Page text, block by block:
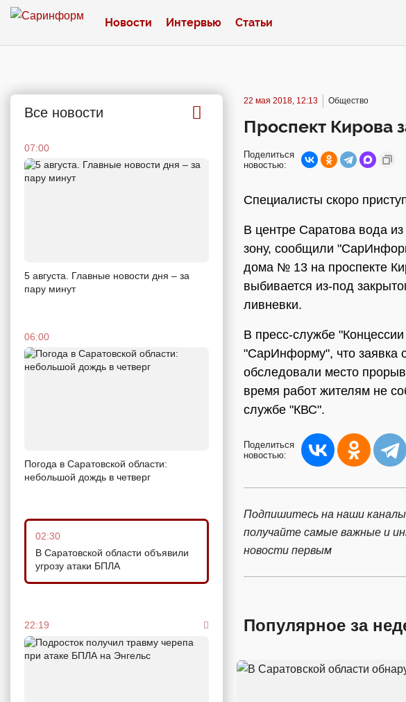
Новости Интервью Статьи
Все новости
07:00
5 августа. Главные новости дня – за
пару минут
06:00
Погода в Саратовской области:
небольшой дождь в четверг
02:30
В Саратовской области объявили
угрозу атаки БПЛА
22:19
22 мая 2018, 12:13 Общество
Проспект Кирова
Поделиться
новостью:
Специалисты скоро
В центре Саратова вода
зону, сообщили
дома № 13 на проспекте
выбивается из-под
ливневки.
В пресс-службе
"СарИнформу", что заявка
обследовали место
время работ жителям не
службе "КВС".
Поделиться
новостью:
Подпишитесь на наши
получайте самые важные и
новости первым
Популярное за